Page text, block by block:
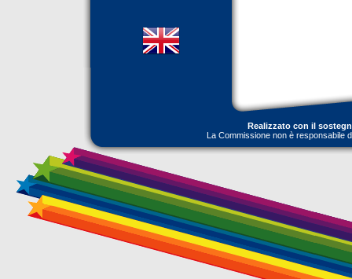
Realizzato con il
La Commissione non è responsabile